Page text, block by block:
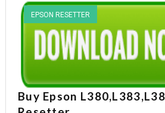
EPSON RESETTER
Buy Epson